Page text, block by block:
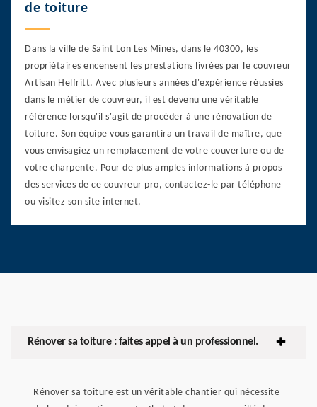
de toiture
Dans la ville de Saint Lon Les Mines, dans le 40300, les
propriétaires encensent les prestations livrées par le couvreur
Artisan Helfritt. Avec plusieurs années d'expérience réussies
dans le métier de couvreur, il est devenu une véritable
référence lorsqu'il s'agit de procéder à une rénovation de
toiture. Son équipe vous garantira un travail de maître, que
vous envisagiez un remplacement de votre couverture ou de
votre charpente. Pour de plus amples informations à propos
des services de ce couvreur pro, contactez-le par téléphone
ou visitez son site internet.
Rénover sa toiture : faites appel à un professionnel.
Rénover sa toiture est un véritable chantier qui nécessite